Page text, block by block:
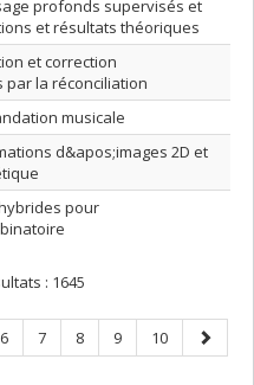
profonds supervisés et
et résultats théoriques
et correction
par la réconciliation
musicale
d&apos;images 2D et
pour
: 1645
Page
6 Page
7 Page
8 Page
9 Page
10
Page